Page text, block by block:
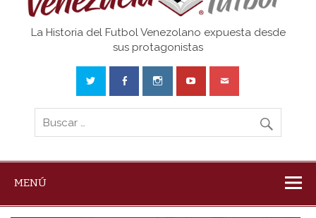
Venezuela
La Historia del Futbol Venezolano expuesta desde
sus protagonistas
MENÚ